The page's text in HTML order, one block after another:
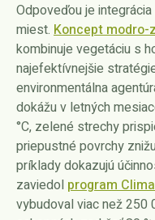
Odpoveďou je
miest. Koncept
kombinuje vegetáciu s
najefektívnejšie
environmentálna
dokážu v letných
°C, zelené strechy
priepustné povrchy
príklady dokazujú
zaviedol program
vybudoval viac než 250